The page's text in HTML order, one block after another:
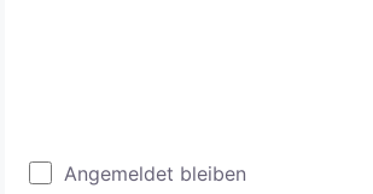
Angemeldet bleiben